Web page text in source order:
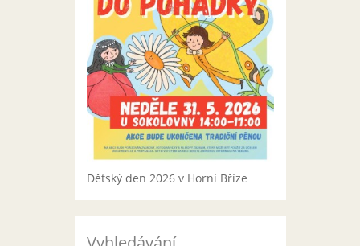
Dětský den 2026 v Horní Bříze